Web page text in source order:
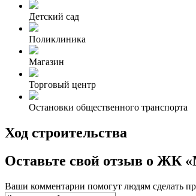
Детский сад
Поликлиника
Магазин
Торговый центр
Остановки общественного транспорта
Ход строительства
Оставьте свой отзыв о ЖК
Ваши комментарии помогут людям сделать